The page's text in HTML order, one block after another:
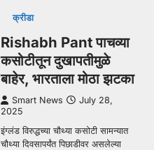
क्रीडा
Rishabh Pant पाचव्या
कसोटीतून दुखापतीमुळे
बाहेर, भारताला मोठा झटका
Smart News
July 28,
2025
इंग्लंड विरुद्धच्या चौथ्या कसोटी सामन्यात
चौथ्या दिवसापर्यंत पिछाडीवर असलेल्या